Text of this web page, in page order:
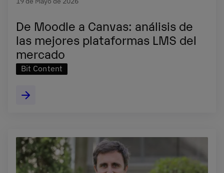
De Moodle a Canvas: análisis de
las mejores plataformas LMS del
mercado
Bit Content